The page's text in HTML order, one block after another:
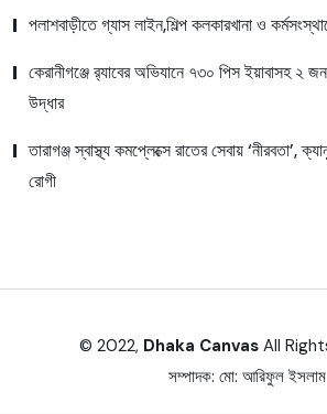
পলাশবাড়ীতে গ্যাস লাইন,শিল্প কলকারখানা ও
কেরানীগঞ্জে র‍্যাবের অভিযানে ৭৩০ পিস ইয়াবাসহ ২
উদ্ধার
তারাগঞ্জ স্বাস্থ্য কমপ্লেক্সে রাতের সেবায় ‘নীরবতা’,
রোগী
© 2022, Dhaka Canvas All
সম্পাদক: মো: আরিফুল ইসলাম